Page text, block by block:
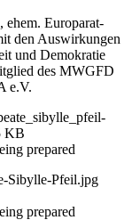
ehem. Europarat-
den Auswirkungen
und Demokratie
des MWGFD
e.V.
KB
prepared
Sibylle-Pfeil.jpg
prepared